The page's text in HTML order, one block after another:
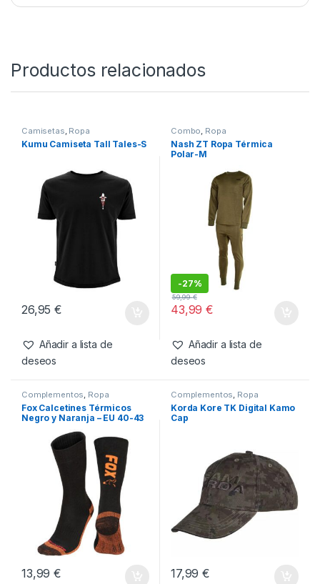
Productos relacionados
Camisetas, Ropa
Kumu Camiseta Tall Tales-S
26,95€
Añadir a lista de
deseos
Combo, Ropa
Nash ZT Ropa Térmica
Polar-M
-27%
43,99€
59,99€
Añadir a lista de
deseos
Complementos Ropa
Fox Calcetines Térmicos
Negro y Naranja – EU 40-43
13,99€
Complementos Ropa
Korda Kore TK Digital Kamo
Cap
17,99€